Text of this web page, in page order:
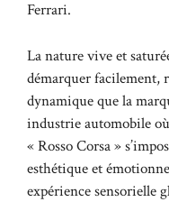
Ferrari.
La nature vive et
démarquer facilement,
dynamique que la
industrie automobile
« Rosso Corsa »
esthétique et
expérience sensorielle